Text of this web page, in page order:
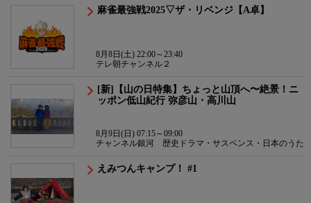
麻雀最強戦2025▽ザ・リベンジ【A卓】
8月8日(土) 22:00～23:40
テレ朝チャンネル２
[新]【山の日特集】ちょっと山頂へ〜絶景！ニ
ッポン低山紀行 弥彦山・高川山
8月9日(日) 07:15～09:00
チャンネル銀河 歴史ドラマ・サスペンス・日本のうた
えみつんキャンプ！ #1